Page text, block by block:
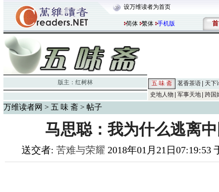
设万维读者为首页
简体 繁体 手机版 首
版主： 红树林 五 味 斋 茗香茶语
天下
史地人物
军事天地 跨国
万维读者网 > 五 味 斋 > 帖子
马思聪：我为什么逃离
送交者: 苦难与荣耀 2018年01月21日07:19:53